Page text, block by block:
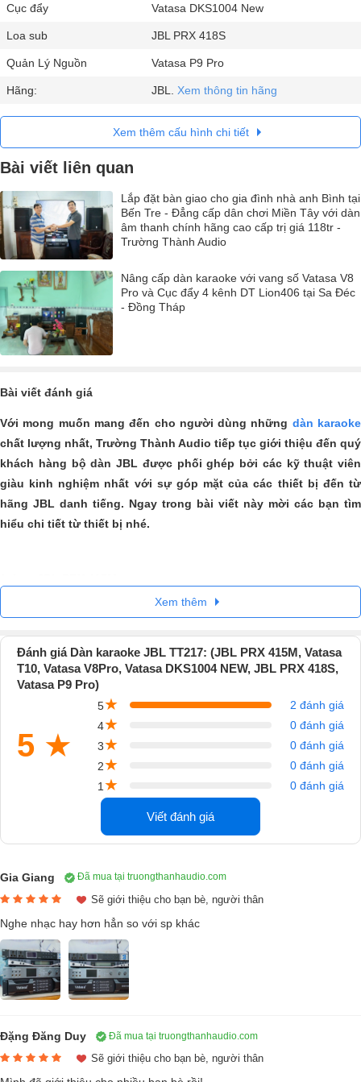
Cục đẩy Vatasa DKS1004 New
Loa sub JBL PRX 418S
Quản Lý Nguồn Vatasa P9 Pro
Hãng: JBL. Xem thông tin hãng
Xem thêm cấu hình chi tiết
Bài viết liên quan
Lắp đặt bàn giao cho gia đình nhà anh Bình tại
Bến Tre - Đẳng cấp dân chơi Miền Tây với dàn
âm thanh chính hãng cao cấp trị giá 118tr -
Trường Thành Audio
Nâng cấp dàn karaoke với vang số Vatasa V8
Pro và Cục đẩy 4 kênh DT Lion406 tại Sa Đéc
- Đồng Tháp
Bài viết đánh giá
Với mong muốn mang đến cho người dùng những dàn karaoke
chất lượng nhất, Trường Thành Audio tiếp tục giới thiệu đến quý
khách hàng bộ dàn JBL được phối ghép bởi các kỹ thuật viên
giàu kinh nghiệm nhất với sự góp mặt của các thiết bị đến từ
hãng JBL danh tiếng. Ngay trong bài viết này mời các bạn tìm
hiểu chi tiết từ thiết bị nhé.
JBL PRX 415M thuộc dòng loa sân khấu hội trường chuyên nghiệp
bị loa Bass 38cm , có thể chịu đựng va đập và chống nước cộng với
khả năng kết nối linh hoạt nên đáp ứng hoàn hảo cho việc di chuyển
trong các chuyến biểu diễn âm nhạc dài ngày.
Loa JBL PRX 415M (full bass 40cm, 2 loa 2 đường)
Xem thêm
Đánh giá Dàn karaoke JBL TT217: (JBL PRX 415M, Vatasa
T10, Vatasa V8Pro, Vatasa DKS1004 NEW, JBL PRX 418S,
Vatasa P9 Pro)
5 ★
5★
2 đánh giá
4★
0 đánh giá
3★
0 đánh giá
2★
0 đánh giá
1★ 0 đánh giá
Viết đánh giá
Gia Giang Đã mua tại truongthanhaudio.com
Sẽ giới thiệu cho bạn bè, người thân
Nghe nhạc hay hơn hẳn so với sp khác
Đặng Đăng Duy Đã mua tại truongthanhaudio.com
Sẽ giới thiệu cho bạn bè, người thân